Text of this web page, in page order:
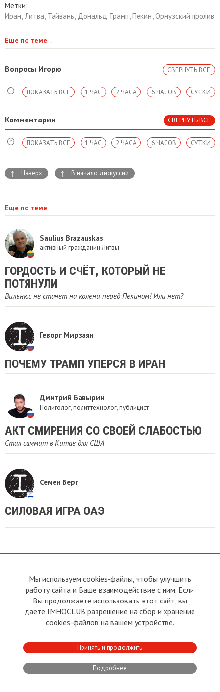
Метки:
Иран Литва Тайвань Дональд Трамп Пекин Ормузский пролив
Еще по теме ↓
Вопросы Игорю СВЕРНУТЬ ВСЕ
СУТКИ
6 ЧАСОВ
2 ЧАСА
1 ЧАС
ПОКАЗАТЬ ВСЕ
Комментарии СВЕРНУТЬ ВСЕ
СУТКИ
6 ЧАСОВ
2 ЧАСА
1 ЧАС
ПОКАЗАТЬ ВСЕ
↑ Наверх ↑ В начало дискуссии
Еще по теме
Saulius Brazauskas
активный гражданин Литвы
ГОРДОСТЬ И СЧЁТ, КОТОРЫЙ НЕ
ПОТЯНУЛИ
Вильнюс не станет на колени перед Пекином! Или нет?
Геворг Мирзаян
​ПОЧЕМУ ТРАМП УПЕРСЯ В ИРАН
Дмитрий Бавырин
Политолог, политтехнолог, публицист
АКТ СМИРЕНИЯ СО СВОЕЙ СЛАБОСТЬЮ
Стал саммит в Китае для США
Семен Берг
СИЛОВАЯ ИГРА ОАЭ
О сайте
Условия пользования
Политика конфиденциальности
Прямая связь с
Председателем
Прямая связь c членами клуба
Реклама
Контакты
Developed by:CRA
Club
Мы используем cookies-файлы, чтобы улучшить
работу сайта и Ваше взаимодействие с ним. Если
Вы продолжаете использовать этот сайт, вы
даете IMHOCLUB разрешение на сбор и хранение
cookies-файлов на вашем устройстве.
Принять и продолжить
Подробнее